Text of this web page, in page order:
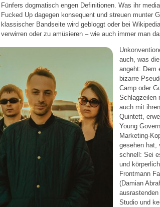
Fünfers dogmatisch engen Definitionen. Was ihr
Fucked Up dagegen konsequent und streuen munter
klassischer Bandseite wird gebloggt oder bei
verwirren oder zu amüsieren – wie auch immer man
auch, was
angeht: Dem
bizarre
Camp oder
Schlagzeilen
auch mit
Quintett,
Young
Marketing-
gesehen hat,
schnell: Sei
und
Frontmann
(Damian
Studio und